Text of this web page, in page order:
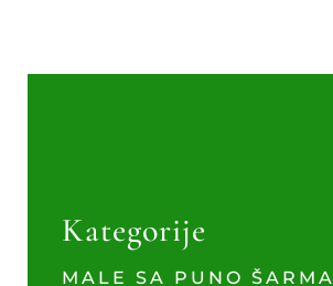
Kategorije
MALE SA PUNO ŠARMA